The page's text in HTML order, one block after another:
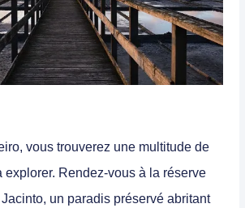
vous trouverez une multitude de
explorer. Rendez-vous à la réserve
un paradis préservé abritant